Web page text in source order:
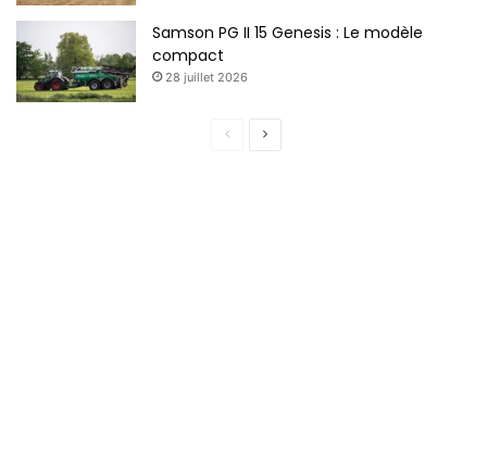
Samson PG II 15 Genesis : Le modèle
compact
28 juillet 2026
Page
Page